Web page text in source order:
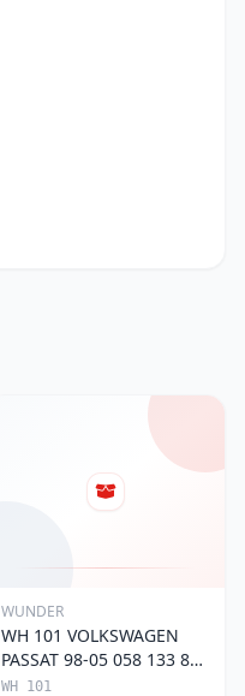
WUNDER
WH 101 VOLKSWAGEN
PASSAT 98-05 058 133 843
Hava Filtresi
WH 101